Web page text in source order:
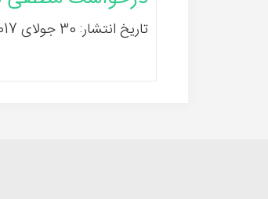
تاریخ انتشار: 30 جولای 2017